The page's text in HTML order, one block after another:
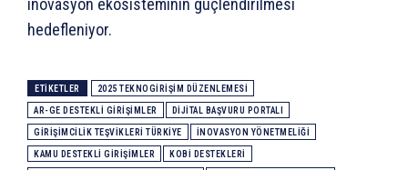
inovasyon ekosisteminin güçlendirilmesi
hedefleniyor.
ETIKETLER 2025 TEKNOGIRIŞIM DÜZENLEMESI
AR-GE DESTEKLI GIRIŞIMLER DIJITAL BAŞVURU PORTALI
GIRIŞIMCILIK TEŞVIKLERI TÜRKIYE INOVASYON YÖNETMELIĞI
KAMU DESTEKLI GIRIŞIMLER KOBİ DESTEKLERI